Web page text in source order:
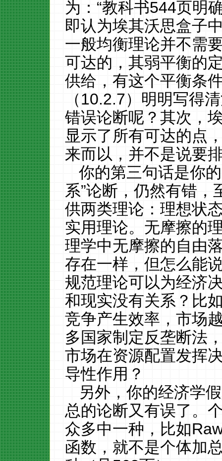
为：“教科书544页明
即认为埃其沃思盒子
一般均衡理论并不需
可达的，其弱平衡的
供给，有这个平衡条
（10.2.7）明明写得
错误论断呢？其次，
显示了所有可达的点
来而以，并不是说要
你的第三句话是你
系”论断，仍然有错，
供两类理论：理想状
实用理论。无摩擦的
理学中无摩擦的自由
存在一样，但怎么能
规范理论可以为经济
和现实没有关系？比
竞争产生效率，市场
多国家制定反垄断法
市场在资源配置发挥
导性作用？
另外，你的经济学
总的论断又有误了。
众多中一种，比如
函数，就不是个体加